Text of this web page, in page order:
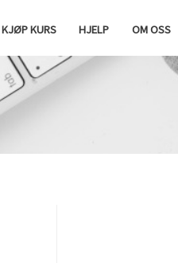
KJØP KURS HJELP OM OSS